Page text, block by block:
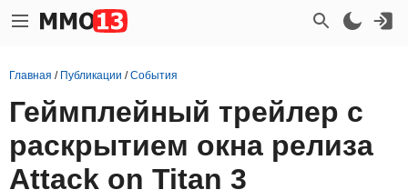
Главная / Публикации /События
Геймплейный трейлер с
раскрытием окна релиза
Attack on Titan 3